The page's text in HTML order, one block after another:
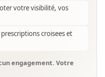
votre visibilité, vos
croisees et
engagement. Votre